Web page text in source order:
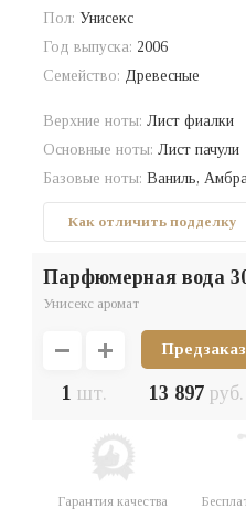
Как отличить подделку
Пол: Унисекс
Год выпуска: 2006
Семейство: Древесные
Верхние ноты: Лист фиалки
Основные ноты: Лист пачули
Базовые ноты: Ваниль,
парфюмерная вода
Унисекс аромат
1 шт.
Предзаказ
13 897 руб.
Гарантия качества